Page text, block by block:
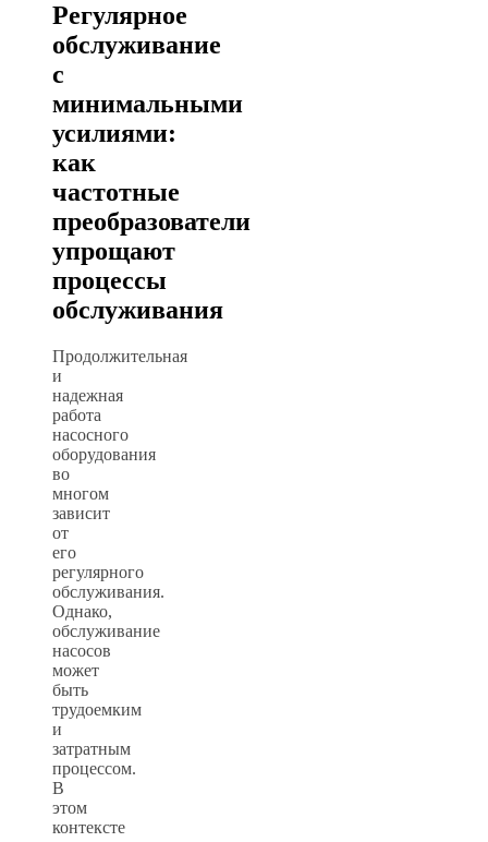
Регулярное
обслуживание
с
минимальными
усилиями:
как
частотные
преобразователи
упрощают
процессы
обслуживания
Продолжительная
и
надежная
работа
насосного
оборудования
во
многом
зависит
от
его
регулярного
обслуживания.
Однако,
обслуживание
насосов
может
быть
трудоемким
и
затратным
процессом.
В
этом
контексте